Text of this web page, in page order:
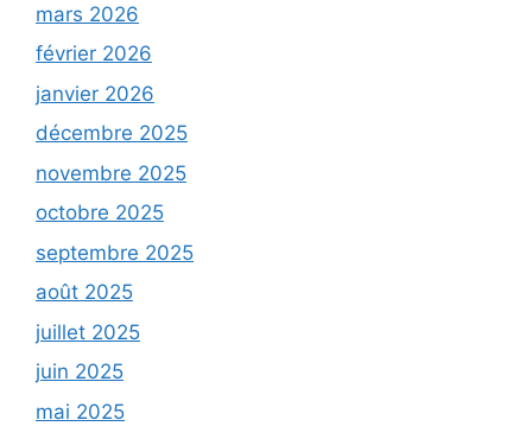
mars 2026
février 2026
janvier 2026
décembre 2025
novembre 2025
octobre 2025
septembre 2025
août 2025
juillet 2025
juin 2025
mai 2025